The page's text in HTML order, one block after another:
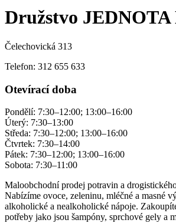
Družstvo
Čelechovická 313
Telefon: 312 655 633
Otevírací doba
Pondělí: 7:30–12:00; 13:00–16:00
Úterý: 7:30–13:00
Středa: 7:30–12:00; 13:00–16:00
Čtvrtek: 7:30–14:00
Pátek: 7:30–12:00; 13:00–16:00
Sobota: 7:30–11:00
Maloobchodní prodej potravin a
Nabízíme ovoce, zeleninu, mléčné a masné
alkoholické a nealkoholické nápoje.
potřeby jako jsou šampóny, sprchové gely a